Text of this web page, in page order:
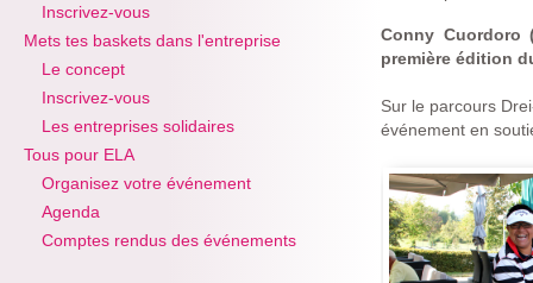
Inscrivez-vous
Mets tes baskets dans l'entreprise
Le concept
Inscrivez-vous
Les entreprises solidaires
Tous pour ELA
Organisez votre événement
Agenda
Comptes rendus des événements
Conny Cuordoro
première édition
Sur le parcours
événement en